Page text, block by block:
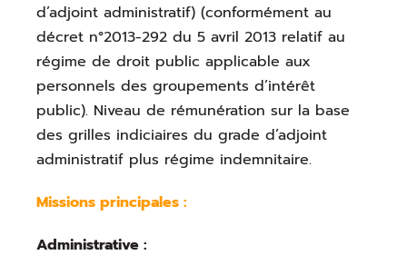
d’adjoint administratif) (conformément au
décret n°2013-292 du 5 avril 2013 relatif au
régime de droit public applicable aux
personnels des groupements d’intérêt
public). Niveau de rémunération sur la base
des grilles indiciaires du grade d’adjoint
administratif plus régime indemnitaire.
Missions principales :
Administrative :